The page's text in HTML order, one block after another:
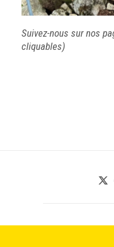
Suivez-nous sur nos
cliquables)